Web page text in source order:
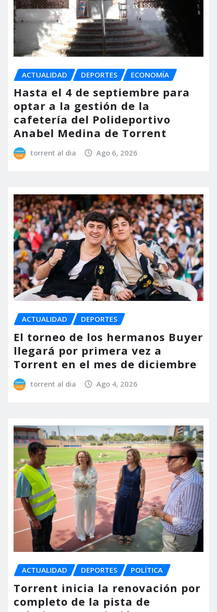
ACTUALIDAD DEPORTES ECONOMÍA
Hasta el 4 de septiembre para
optar a la gestión de la
cafetería del Polideportivo
Anabel Medina de Torrent
torrent al dia Ago 6, 2026
ACTUALIDAD DEPORTES
El torneo de los hermanos Buyer
llegará por primera vez a
Torrent en el mes de diciembre
torrent al dia Ago 4, 2026
ACTUALIDAD DEPORTES POLÍTICA
Torrent inicia la renovación por
completo de la pista de